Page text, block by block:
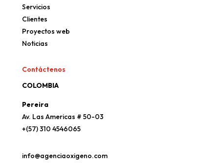
Servicios
Clientes
Proyectos web
Noticias
Contáctenos
COLOMBIA
Pereira
Av. Las Americas # 50-03
+(57) 310 4546065
info@agenciaoxigeno.com